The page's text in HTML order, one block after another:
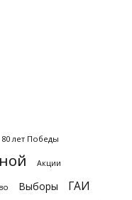
80 лет Победы
Акции
Выборы ГАИ